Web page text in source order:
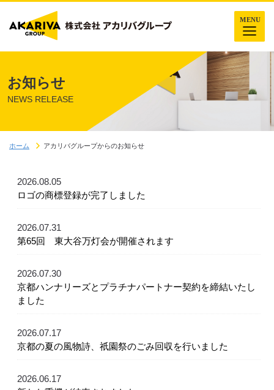
お知らせ
NEWS RELEASE
ホーム アカリバグループからのお知らせ
2026.08.05
ロゴの商標登録が完了しました
2026.07.31
第65回 東大谷万灯会が開催されます
2026.07.30
京都ハンナリーズとプラチナパートナー契約を締結いたし
ました
2026.07.17
京都の夏の風物詩、祇園祭のごみ回収を行いました
2026.06.17